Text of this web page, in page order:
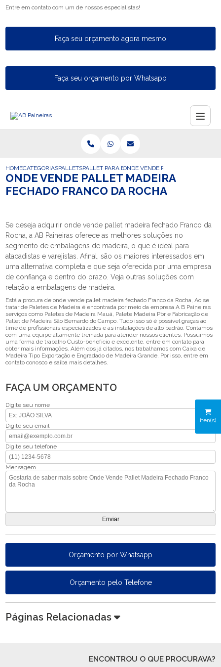
Entre em contato com um de nossos especialistas!
Faça seu orçamento agora mesmo
Faça seu orçamento por Whatsapp
iten(s)
HOMECATEGORIASPALLETSPALLET PARA EXPORTACAOONDE VENDE PALLET MADEIRA
ONDE VENDE PALLET MADEIRA
FECHADO FRANCO DA ROCHA
Se deseja adquirir onde vende pallet madeira fechado Franco da
Rocha, a AB Paineiras oferece as melhores soluções no
segmento de embalagens de madeira, o que é ideal para
atacadistas e varejistas. Afinal, são os maiores interessados em
uma alternativa completa e que seja oferecida por uma empresa
de confiança e dentro do prazo. Veja outras soluções com
relação a embalagens de madeira.
Está a procura de onde vende pallet madeira fechado Franco da Rocha, Ao se
tratar de Paletes de Madeira é encontrada por meio da empresa A B Paineiras
serviços como Paletes de Madeira Mauá, Palete Madeira Pbr e Fabricação de
Pallet de Madeira São Bernardo do Campo. Tudo isso só é possível graças ao
time de profissionais especializados e as instalações de alto padrão. Contamos
com uma equipe altamente treinada para atender nossos clientes. Possuímos
uma forma de trabalho Custo-benefício e excelente, entre em contato para
obter mais informações. Além dos já citados, nós trabalhamos com Caixa de
Madeira Tipo Exportação e Engradado de Madeira Grande. Por isso, entre em
contato conosco e saiba mais detalhes.
FAÇA UM ORÇAMENTO
Digite seu nome
Digite seu email
Digite seu telefone
Mensagem
Orçamento por Whatsapp
Orçamento pelo Telefone
Páginas Relacionadas
ENCONTROU O QUE PROCURAVA?